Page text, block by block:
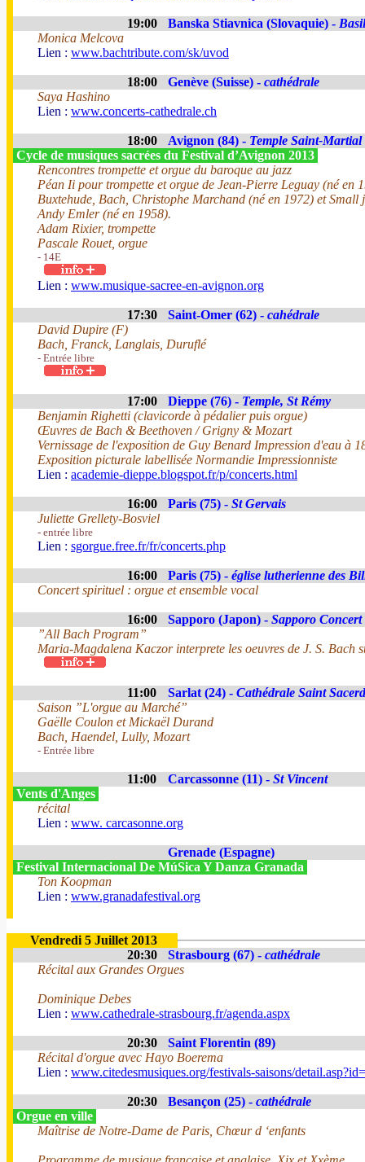
19:00 Banska Stiavnica (Slovaquie) -
Monica Melcova
Lien : www.bachtribute.com/sk/uvod
18:00 Genève (Suisse) - cathédrale
Saya Hashino
Lien : www.concerts-cathedrale.ch
18:00 Avignon (84) - Temple Saint-Martial
Cycle de musiques sacrées du Festival d’Avignon 2013
Rencontres trompette et orgue du baroque au jazz
Péan Ii pour trompette et orgue de Jean-Pierre Leguay (né en
Buxtehude, Bach, Christophe Marchand (né en 1972) et
Andy Emler (né en 1958).
Adam Rixier, trompette
Pascale Rouet, orgue
- 14E
Lien : www.musique-sacree-en-avignon.org
17:30 Saint-Omer (62) - cahédrale
David Dupire (F)
Bach, Franck, Langlais, Duruflé
- Entrée libre
17:00 Dieppe (76) - Temple, St Rémy
Benjamin Righetti (clavicorde à pédalier puis orgue)
Œuvres de Bach & Beethoven / Grigny & Mozart
Vernissage de l'exposition de Guy Benard Impression d'eau à
Exposition picturale labellisée Normandie Impressionniste
Lien : academie-dieppe.blogspot.fr/p/concerts.html
16:00 Paris (75) - St Gervais
Juliette Grellety-Bosviel
- entrée libre
Lien : sgorgue.free.fr/fr/concerts.php
16:00 Paris (75) - église lutherienne des
Concert spirituel : orgue et ensemble vocal
16:00 Sapporo (Japon) - Sapporo
”All Bach Program”
Maria-Magdalena Kaczor interprete les oeuvres de J. S. Bach
11:00 Sarlat (24) - Cathédrale Saint
Saison ”L'orgue au Marché”
Gaëlle Coulon et Mickaël Durand
Bach, Haendel, Lully, Mozart
- Entrée libre
11:00 Carcassonne (11) - St Vincent
Vents d'Anges
récital
Lien : www. carcasonne.org
Grenade (Espagne)
Festival Internacional De MúSica Y Danza Granada
Ton Koopman
Lien : www.granadafestival.org
Vendredi 5 Juillet 2013
20:30
Strasbourg (67) - cathédrale
Récital aux Grandes Orgues
Dominique Debes
Lien : www.cathedrale-strasbourg.fr/agenda.aspx
20:30
Saint Florentin (89)
Récital d'orgue avec Hayo Boerema
Lien : www.citedesmusiques.org/festivals-saisons/
20:30 Besançon (25) - cathédrale
Orgue en ville
Maîtrise de Notre-Dame de Paris, Chœur d ‘enfants